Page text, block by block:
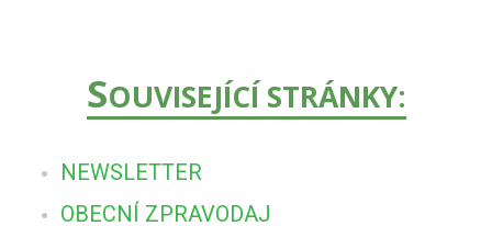
SOUVISEJÍCÍ STRÁNKY:
NEWSLETTER
OBECNÍ ZPRAVODAJ